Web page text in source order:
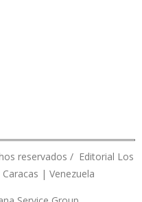
reservados / Editorial Los
| Venezuela